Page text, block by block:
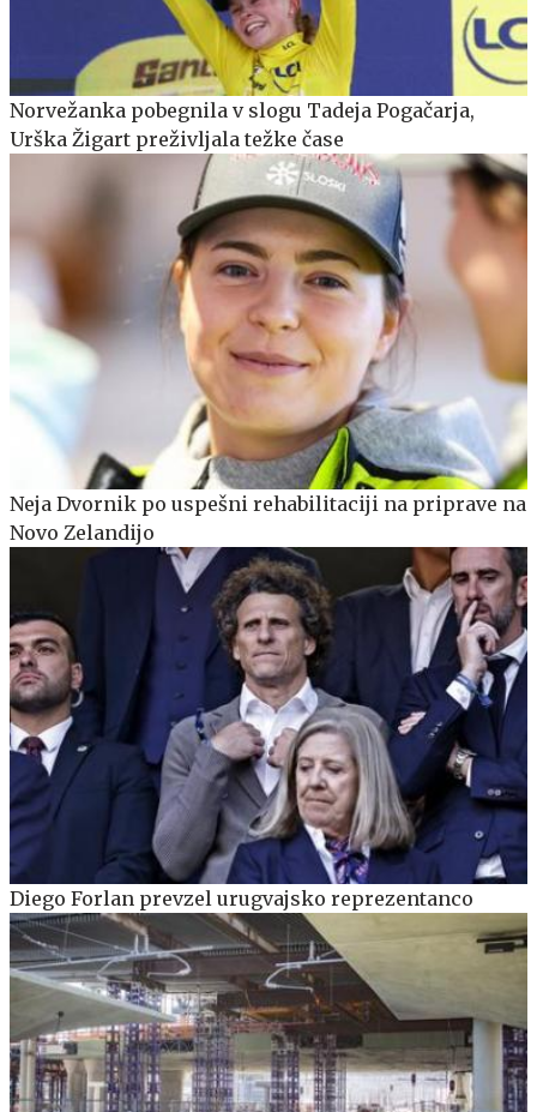
Norvežanka pobegnila v slogu Tadeja Pogačarja,
Urška Žigart preživljala težke čase
Neja Dvornik po uspešni rehabilitaciji na priprave na
Novo Zelandijo
Diego Forlan prevzel urugvajsko reprezentanco